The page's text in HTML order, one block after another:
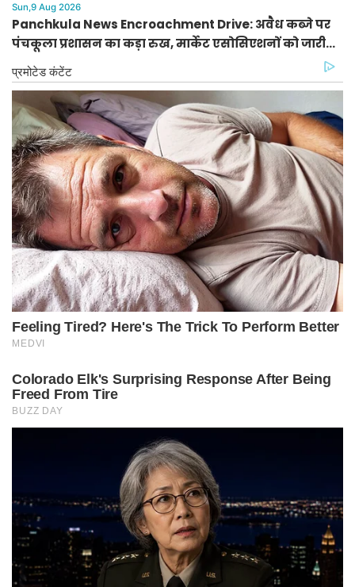
Sun,9 Aug 2026
Panchkula News Encroachment Drive: अवैध कब्जे पर
पंचकूला प्रशासन का कड़ा रुख, मार्केट एसोसिएशनों को जारी
किए निर्देश